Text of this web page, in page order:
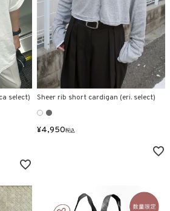
select) Sheer rib short cardigan (eri. select)
¥4,950税込